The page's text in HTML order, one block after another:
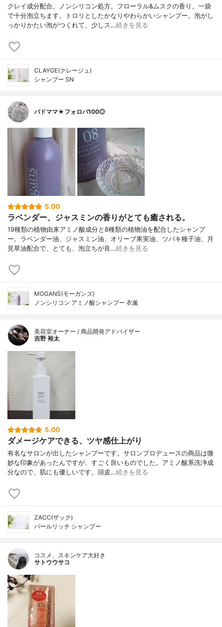
クレイ成分配合。ノンシリコン処方。フローラル&ムスクの香り。一袋
で十分泡立ちます。トロリとしたかなりやわらかいシャンプー。泡がし
っかりかたい泡がつくれて、少しス…続きを見る
CLAYGE(クレージュ)
シャンプー SN
バドママ★フォロバ100◎
5.00
ラベンダー、ジャスミンの香りがとても癒される。
19種類の植物由来アミノ酸成分と8種類の植物油を配合したシャンプ
ー。ラベンダー油、ジャスミン油、オリーブ果実油、ツバキ種子油、月
見草油配合で、とても、泡立ちが良…続きを見る
MOGANS(モーガンズ)
ノンシリコン アミノ酸シャンプー 衣薫
美容室オーナー / 商品開発アドバイザー
吉野 裕太
5.00
ダメージケアできる、ツヤ感仕上がり
有名なサロンが出したシャンプーです。サロンプロデュースの商品は微
妙な印象があったんですが、すごく良いものでした。アミノ酸系洗浄成
分なので、肌にも優しいです。頭皮…続きを見る
ZACC(ザック)
パールリッチ シャンプー
コスメ、スキンケア大好き
サトウウサコ